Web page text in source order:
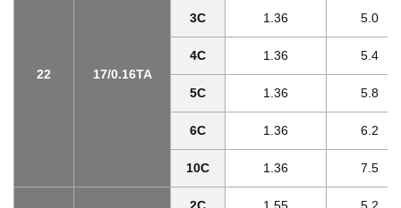
22 17/0.16TA
3C 1.36 5.0
4C 1.36 5.4
5C 1.36 5.8
6C 1.36 6.2
10C 1.36 7.5
2C 1.55 5.2